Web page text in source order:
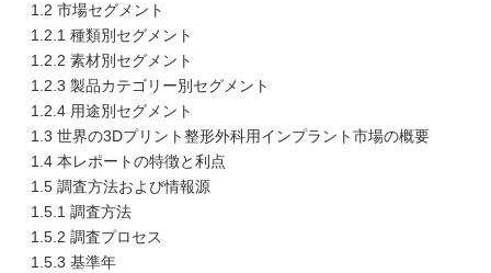
1.2 市場セグメント
1.2.1 種類別セグメント
1.2.2 素材別セグメント
1.2.3 製品カテゴリー別セグメント
1.2.4 用途別セグメント
1.3 世界の3Dプリント整形外科用インプラント市場の概要
1.4 本レポートの特徴と利点
1.5 調査方法および情報源
1.5.1 調査方法
1.5.2 調査プロセス
1.5.3 基準年